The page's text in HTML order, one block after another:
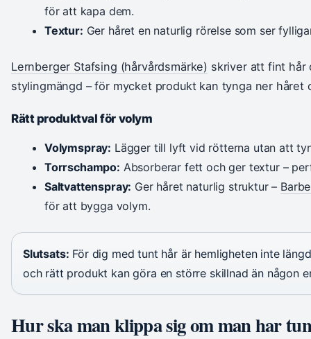
för att kapa dem.
Textur: Ger håret en naturlig rörelse som ser
Lernberger Stafsing (hårvårdsmärke) skriver att fint hår
stylingmängd – för mycket produkt kan tynga ner håret
Rätt produktval för volym
Volymspray: Lägger till lyft vid rötterna utan att
Torrschampo: Absorberar fett och ger textur –
Saltvattenspray: Ger håret naturlig struktur –
för att bygga volym.
Slutsats: För dig med tunt hår är hemligheten inte
och rätt produkt kan göra en större skillnad än någon
Hur ska man klippa sig om man har